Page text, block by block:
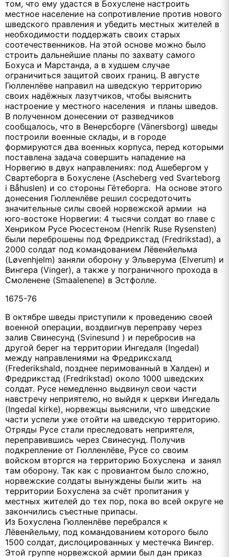
том, что ему удастся в Бохуслене настроить
местное население на сопротивление против нового
шведского правления и убедить местных жителей в
необходимости поддержать своих старых
соотечественников. На этой основе можно было
строить дальнейшие планы по захвату самого
Бохуса и Марстанда, а в худшем случае
ограничиться защитой своих границ. В августе
Гюлленлёве направил на шведскую территорию
своих надёжных лазутчиков, чтобы выяснить
настроение у местного населения и планы шведов.
В полученном донесении от разведчиков
сообщалось, что в Венерсборге (Vänersborg) шведы
построили военные склады, и в городе
формируются два военных корпуса, перед которыми
поставлена задача совершить нападение на
Норвегию в двух направлениях: под Ашебергом у
Свартеборга в Бохуслене (Ascheberg ved Svarteborg
i Båhuslen) и со стороны Гётеборга. На основе этого
донесения Гюлленлёве решил сосредоточить
значительные силы своей норвежской армии на
юго-востоке Норвегии: 4 тысячи солдат во главе с
Хенриком Русе Рюсестеном (Henrik Ruse Rysensten)
были переброшены под Фредрикстад (Fredrikstad), а
2000 солдат под командованием Лёвенйельма
(Løvenhjelm) заняли оборону у Эльверума (Elverum) и
Вингера (Vinger), а также у пограничного прохода в
Смоленене (Smaalenene) в Эстфолле.
1675-76
В октябре шведы приступили к проведению своей
военной операции, воздвигнув переправу через
залив Свинесунд (Svinesund ) и перебросив на
другой берег на территории Ингедаля (Ingedal)
между направлениями на Фредриксхалд
(Frederikshald, позднее перимованный в Халден) и
Фредрикстад (Fredrikstad) около 1000 шведских
солдат. Русе немедленно выдвинул свои части
навстречу неприятелю, но выйдя к церкви Ингедаль
(Ingedal kirke), норвежцы выяснили, что шведские
части успели уже отойти на шведскую территорию.
Отряды Русе стали преследовать неприятеля,
переправившись через Свинесунд. Получив
подкрепление от Гюлленлёве, Русе со своим
войском вторгся на территорию Бохуслена и занял
там оборону. Так как с провиантом было сложно,
норвежские солдаты вынуждены были жить на
территории Бохуслена за счёт пропитания у
местных жителей до тех пор, пока во всей округе не
закончились съестные припасы.
Из Бохуслена Гюлленлёве перебрался к
Лёвенйельму, под командованием которого было
1500 солдат, дислоцированных у местечка Вингер.
Этой группе норвежской армии был дан приказ